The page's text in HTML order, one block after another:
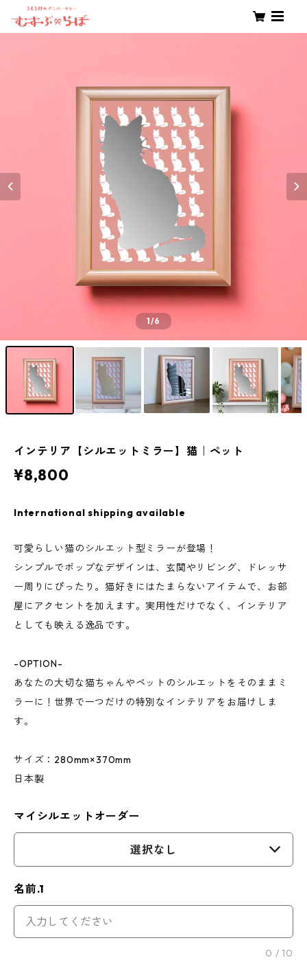
1/6
インテリア【シルエットミラー】猫｜ペット
¥8,800
International shipping available
可愛らしい猫のシルエット型ミラーが登場！
シンプルでポップなデザインは、玄関やリビング、ドレッサ
ー周りにぴったり。猫好きにはたまらないアイテムで、お部
屋にアクセントを加えます。実用性だけでなく、インテリア
としても映える逸品です。
-OPTION-
あなたの大切な猫ちゃんやペットのシルエットをそのままミ
ラーに！世界で一つだけの特別なインテリアをお届けしま
す。
サイズ：280mm×370mm
日本製
マイシルエットオーダー
選択なし
名前.1
0 / 10